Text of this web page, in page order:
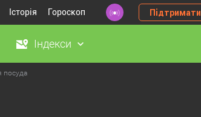
Історія Гороскоп Підтримати
Індекси
посуда